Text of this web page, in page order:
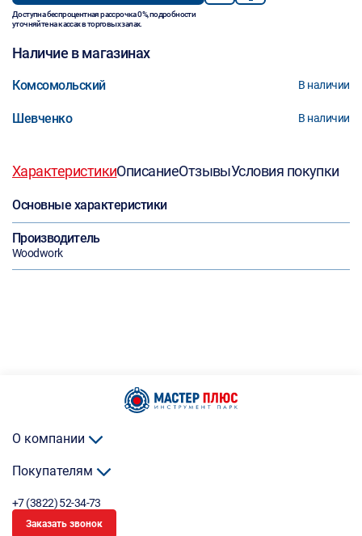
Доступна беспроцентная рассрочка 0%, подробности
уточняйте на кассах в торговых залах.
Наличие в магазинах
Комсомольский В наличии
Шевченко В наличии
ХарактеристикиОписаниеОтзывыУсловия покупки
Основные характеристики
Производитель
Woodwork
О компании
Покупателям
+7 (3822) 52-34-73
Заказать звонок